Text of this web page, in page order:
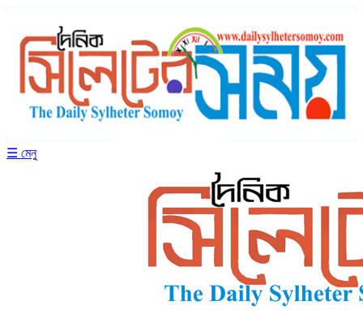
☰ মেনু